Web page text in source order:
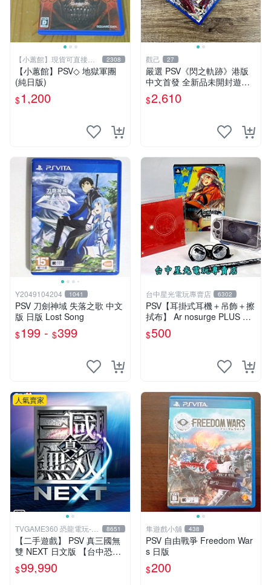
【小蕙館】現貨可直接下
標
2308
【小蕙館】PSV◇ 地獄軍團
(純日版)
$1,200
觀己 27
嚴選 PSV《閃之軌跡》港版
中文首發 全新品未開封遊戲
機 閃之軌跡 港版 中文 版本
$2,610
Y2049104204 1041
PSV 刀劍神域 失落之歌 中文
版 日版 Lost Song
$199 - $399
台中星光電玩專賣店 6302
PSV【耳掛式耳機＋吊飾＋擦
拭布】 Ar nosurge PLUS 獻
給誕生之星的祈禱詩 【限定
特典升級包】台中星光電玩
$500
人氣賣家
TVGAME360 恐龍電玩-台
中店
8651
【二手遊戲】 PSV 真三國無
雙 NEXT 日文版 【台中恐龍
電玩】
$99,990
隼遊戲小舖 438
PSV 自由戰爭 Freedom War
s 日版
$200